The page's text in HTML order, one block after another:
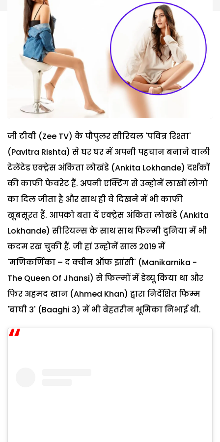
जी टीवी (Zee TV) के पौपुलर सीरियल 'पवित्र रिश्ता'
(Pavitra Rishta) से घर घर में अपनी पहचान बनाने वाली
टेलेंटेड एक्ट्रेस अंकिता लोखंडे (Ankita Lokhande) दर्शकों
की काफी फेवरेट हैं. अपनी एक्टिंग से उन्होनें लाखों लोगो
का दिल जीता है और साथ ही वे दिखने में भी काफी
खूबसूरत हैं. आपको बता दें एक्ट्रेस अंकिता लोखंडे (Ankita
Lokhande) सीरियल्स के साथ साथ फिल्मी दुनिया में भी
कदम रख चुकी हैं. जी हां उन्होनें साल 2019 में
'मणिकर्णिका – द क्वीन ऑफ झांसी' (Manikarnika -
The Queen Of Jhansi) से फिल्मों में डेब्यू किया था और
फिर अहमद खान (Ahmed Khan) द्वारा निर्देशित फिम्म
'बाघी 3' (Baaghi 3) में भी बेहतरीन भूमिका निभाई थी.